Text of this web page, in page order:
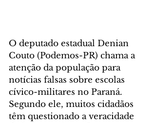
O deputado estadual Denian
Couto (Podemos-PR) chama a
atenção da população para
notícias falsas sobre escolas
cívico-militares no Paraná.
Segundo ele, muitos cidadãos
têm questionado a veracidade